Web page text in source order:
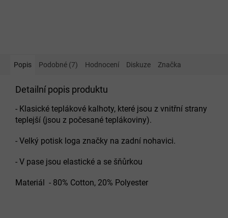
Popis Podobné (7) Hodnocení Diskuze Značka
Detailní popis produktu
- Klasické teplákové kalhoty, které jsou z vnitřní strany
teplejší (jsou z počesané teplákoviny).
- Velký potisk loga značky na zadní nohavici.
- V pase jsou elastické a se šňůrkou
Materiál - 80% Cotton, 20% Polyester